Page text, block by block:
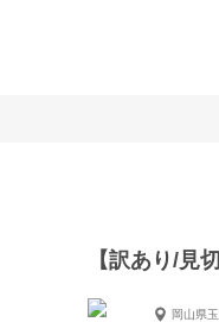
【訳あり/見
岡山県